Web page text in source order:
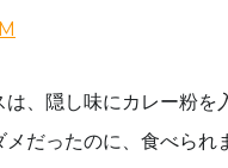
、隠し味にカレー粉を
だったのに、食べら